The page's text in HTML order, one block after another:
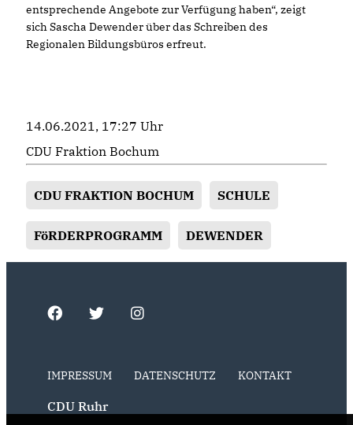
entsprechende Angebote zur Verfügung haben“, zeigt
sich Sascha Dewender über das Schreiben des
Regionalen Bildungsbüros erfreut.
14.06.2021, 17:27 Uhr
CDU Fraktion Bochum
CDU FRAKTION BOCHUM SCHULE
FöRDERPROGRAMM DEWENDER
IMPRESSUM DATENSCHUTZ KONTAKT
CDU Ruhr